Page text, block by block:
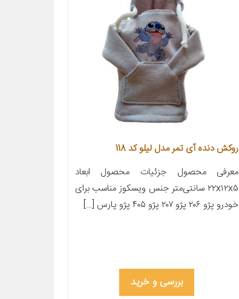
روکش دنده آی تمر مدل لیلو کد 118
معرفی محصول جزئیات محصول ابعاد
۲۲x۱۲x۵ سانتی‌متر جنس ویسکوز مناسب برای
خودرو پژو ۲۰۶ پژو ۲۰۷ پژو ۴۰۵ پژو پارس […]
بررسی و خرید